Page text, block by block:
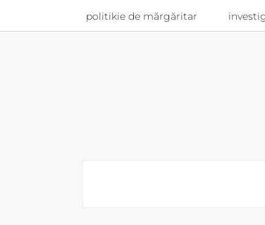
politikie de mărgăritar